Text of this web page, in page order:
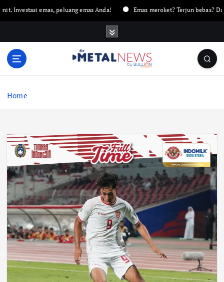
emas, peluang emas Anda! Emas meroket? Terjun bebas?
Home